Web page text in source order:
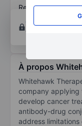
Rendement des
Ouvrir un
techniques et
À propos
Whitehawk
company applying
develop cancer
antibody-drug
address